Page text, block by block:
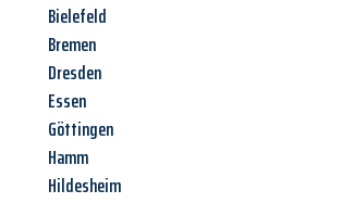
Bielefeld
Bremen
Dresden
Essen
Göttingen
Hamm
Hildesheim